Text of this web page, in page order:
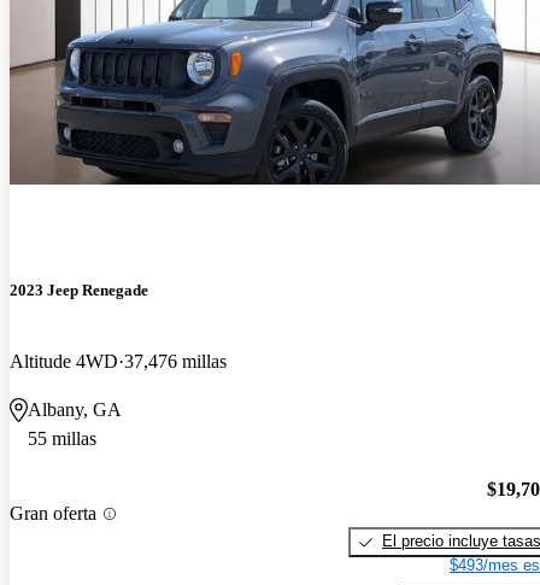
2023 Jeep Renegade
Altitude 4WD 37,476 millas
Albany, GA
55 millas
Gran oferta
El precio incluye tasas
$493/mes